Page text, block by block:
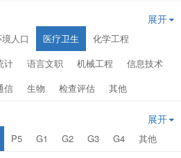
人口 医疗卫生
化学工程
计 语言文职 机械工程
信息技术
信 生物 检查评估 其他
展开
P5 G1 G2 G3 G4 其他
展开